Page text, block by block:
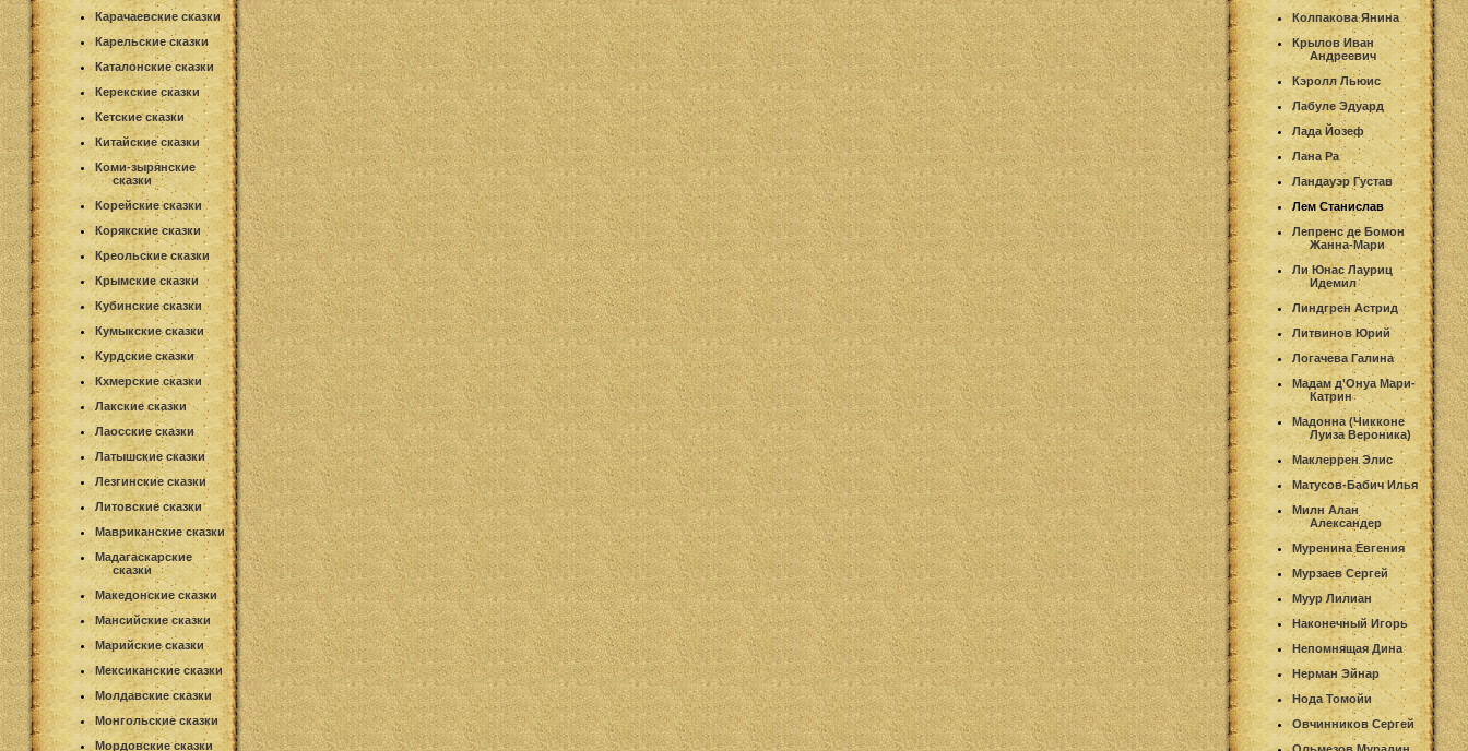
Карачаевские сказки
Карельские сказки
Каталонские сказки
Керекские сказки
Кетские сказки
Китайские сказки
Коми-зырянские
сказки
Корейские сказки
Корякские сказки
Креольские сказки
Крымские сказки
Кубинские сказки
Кумыкские сказки
Курдские сказки
Кхмерские сказки
Лакские сказки
Лаосские сказки
Латышские сказки
Лезгинские сказки
Литовские сказки
Мавриканские сказки
Мадагаскарские
сказки
Македонские сказки
Мансийские сказки
Марийские сказки
Мексиканские сказки
Молдавские сказки
Монгольские сказки
Мордовские сказки
Колпакова Янина
Крылов Иван
Андреевич
Кэролл Льюис
Лабуле Эдуард
Лада Йозеф
Лана Ра
Ландауэр Густав
Лем Станислав
Лепренс де Бомон
Жанна-Мари
Ли Юнас Лауриц
Идемил
Линдгрен Астрид
Литвинов Юрий
Логачева Галина
Мадам д'Онуа Мари-
Катрин
Мадонна (Чикконе
Луиза Вероника)
Маклеррен Элис
Матусов-Бабич Илья
Милн Алан
Александер
Муренина Евгения
Мурзаев Сергей
Муур Лилиан
Наконечный Игорь
Непомнящая Дина
Нерман Эйнар
Нода Томойи
Овчинников Сергей